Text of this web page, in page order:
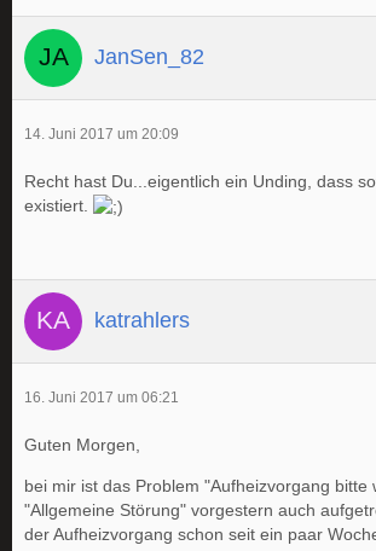
JanSen_82
14. Juni 2017 um 20:09
Recht hast Du...eigentlich ein Unding, dass
existiert.
katrahlers
16. Juni 2017 um 06:21
Guten Morgen,
bei mir ist das Problem "Aufheizvorgang bitte
"Allgemeine Störung" vorgestern auch
der Aufheizvorgang schon seit ein paar